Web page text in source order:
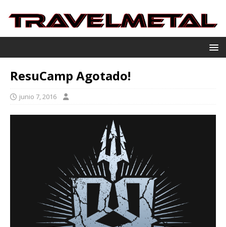
ResuCamp Agotado!
junio 7, 2016